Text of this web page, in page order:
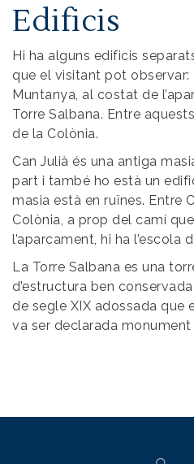
Edificis
Hi ha alguns edificis
que el visitant pot observar:
Muntanya, al costat de
Torre Salbana. Entre
de la Colònia.
Can Julià és una antiga
part i també ho està un
masia està en ruïnes. Entre
Colònia, a prop del camí
l’aparcament, hi ha l’escola
La Torre Salbana es una
d’estructura ben
de segle XIX adossada que
va ser declarada